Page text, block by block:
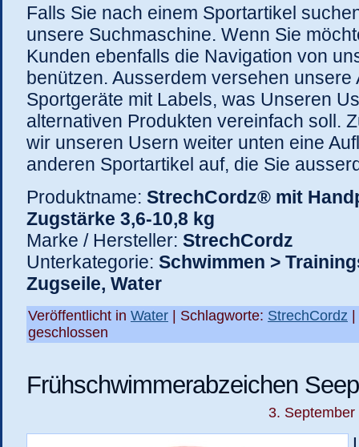
Falls Sie nach einem Sportartikel
unsere Suchmaschine. Wenn Sie
Kunden ebenfalls die Navigation von
benützen. Ausserdem versehen unsere
Sportgeräte mit Labels, was Unseren
alternativen Produkten vereinfach soll.
wir unseren Usern weiter unten eine
anderen Sportartikel auf, die Sie
Produktname: StrechCordz® mit
Zugstärke 3,6-10,8 kg
Marke / Hersteller: StrechCordz
Unterkategorie: Schwimmen >
Zugseile, Water
Veröffentlicht in Water | Schlagworte: StrechCordz
geschlossen
Frühschwimmerabzeichen
3.